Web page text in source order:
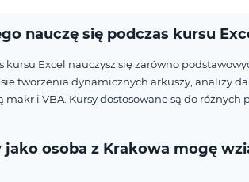
nauczę się podczas kursu
kursu Excel nauczysz się zarówno
tworzenia dynamicznych arkuszy, analizy
makr i VBA. Kursy dostosowane są do
jako osoba z Krakowa mogę